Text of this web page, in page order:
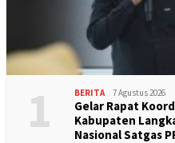
1 BERITA 7 Agustus 2026
Gelar Rapat
Kabupaten
Nasional Satgas